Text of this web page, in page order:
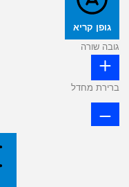
גופן קריא
גובה שורה
ברירת מחדל